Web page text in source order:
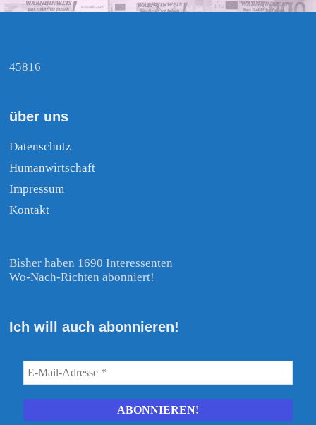
45816
über uns
Datenschutz
Humanwirtschaft
Impressum
Kontakt
Bisher haben 1690 Interessenten
Wo-Nach-Richten abonniert!
Ich will auch abonnieren!